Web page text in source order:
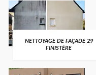
NETTOYAGE DE FAÇADE 29
FINISTÈRE